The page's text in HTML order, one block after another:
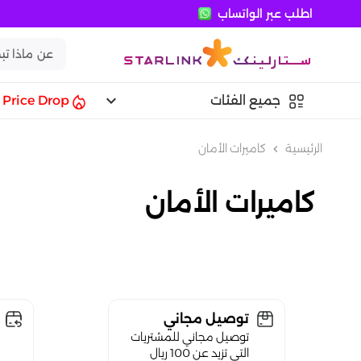
اطلب عبر الواتساب
جميع الفئات keyboard_arrow_down
Price Drop
الرئيسية chevron_left كاميرات الأمان
كاميرات الأمان
توصيل مجاني
توصيل مجاني للمشتريات
التي تزيد عن 100 ريال